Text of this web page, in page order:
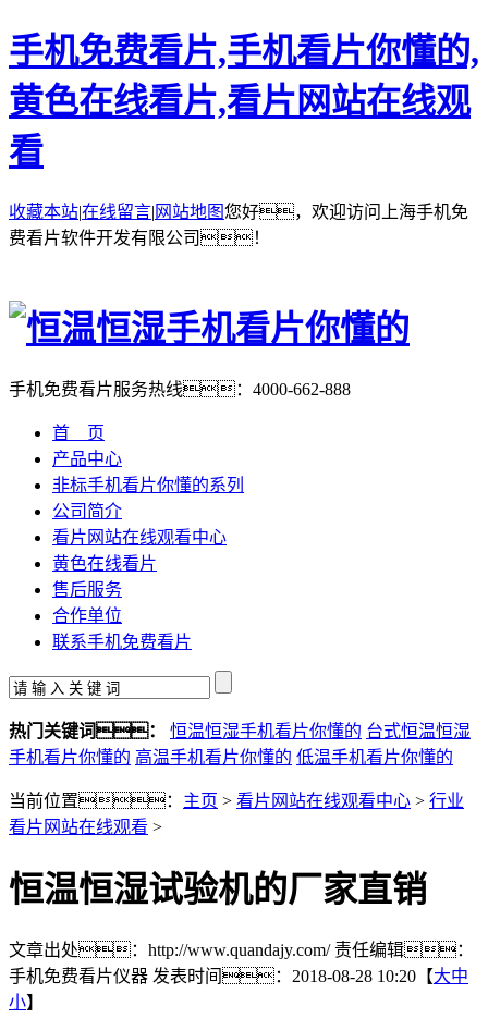
手机免费看片,手机看片你懂的,
黄色在线看片,看片网站在线观
看
收藏本站|在线留言| 网站地图您好，欢迎访问上海手机免
费看片软件开发有限公司！
手机免费看片服务热线： 4000-662-888
首 页
产品中心
非标手机看片你懂的系列
公司简介
看片网站在线观看中心
黄色在线看片
售后服务
合作单位
联系手机免费看片
热门关键词： 恒温恒湿手机看片你懂的 台式恒温恒湿
手机看片你懂的 高温手机看片你懂的 低温手机看片你懂的
当前位置： 主页 > 看片网站在线观看中心 > 行业
看片网站在线观看 >
恒温恒湿试验机的厂家直销
文章出处：http://www.quandajy.com/责任编辑：
手机免费看片仪器 发表时间：2018-08-28 10:20【大中
小】